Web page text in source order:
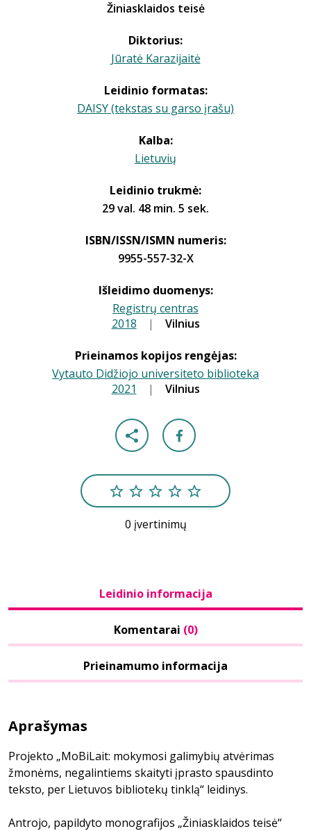
Žiniasklaidos teisė
Diktorius:
Jūratė Karazijaitė
Leidinio formatas:
DAISY (tekstas su garso įrašu)
Kalba:
Lietuvių
Leidinio trukmė:
29 val. 48 min. 5 sek.
ISBN/ISSN/ISMN numeris:
9955-557-32-X
Išleidimo duomenys:
Registrų centras
2018 | Vilnius
Prieinamos kopijos rengėjas:
Vytauto Didžiojo universiteto biblioteka
2021 | Vilnius
0 įvertinimų
Leidinio informacija
Komentarai (0)
Prieinamumo informacija
Aprašymas
Projekto „MoBiLait: mokymosi galimybių atvėrimas
žmonėms, negalintiems skaityti įprasto spausdinto
teksto, per Lietuvos bibliotekų tinklą“ leidinys.
Antrojo, papildyto monografijos „Žiniasklaidos teisė“